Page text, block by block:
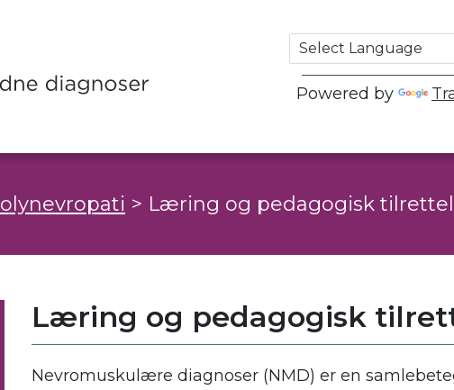
Powered by
> Læring og pedagogisk
Læring og pedagogisk
Nevromuskulære diagnoser (NMD) er en